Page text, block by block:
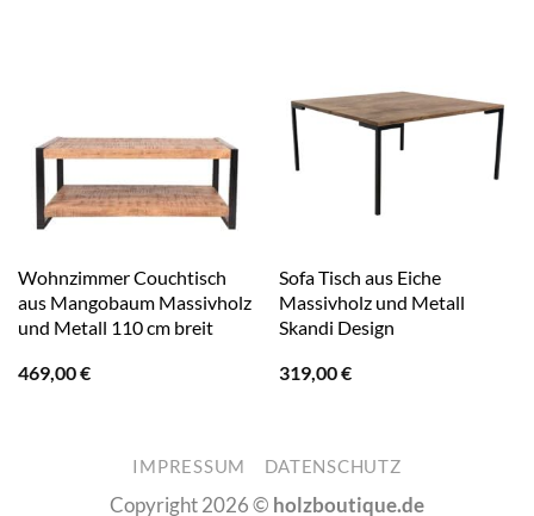
Wohnzimmer Couchtisch
aus Mangobaum Massivholz
und Metall 110 cm breit
469,00€
Sofa Tisch aus Eiche
Massivholz und Metall
Skandi Design
319,00€
IMPRESSUM DATENSCHUTZ
Copyright 2026 © holzboutique.de